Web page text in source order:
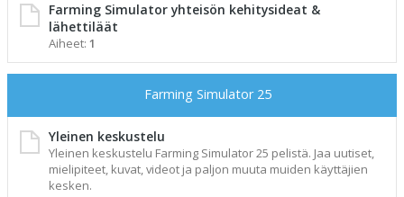
Farming Simulator yhteisön kehitysideat &
lähettiläät
Aiheet: 1
Farming Simulator 25
Yleinen keskustelu
Yleinen keskustelu Farming Simulator 25 pelistä. Jaa uutiset,
mielipiteet, kuvat, videot ja paljon muuta muiden käyttäjien
kesken.